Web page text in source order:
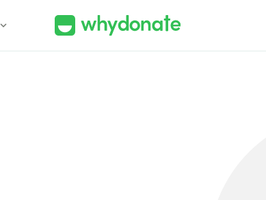
expand_more